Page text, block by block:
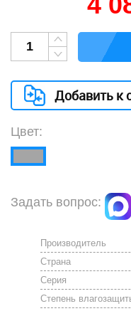
Добавить к
Цвет:
Задать вопрос:
Производитель
Страна
Серия
Степень